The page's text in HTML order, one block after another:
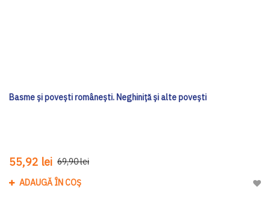
Basme și povești românești. Neghiniță și alte povești
55,92 lei 69,90 lei
ADAUGĂ ÎN COȘ